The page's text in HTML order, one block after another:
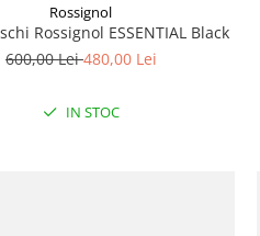
Rossignol
Rossignol ESSENTIAL Black
600,00 Lei480,00 Lei
IN STOC